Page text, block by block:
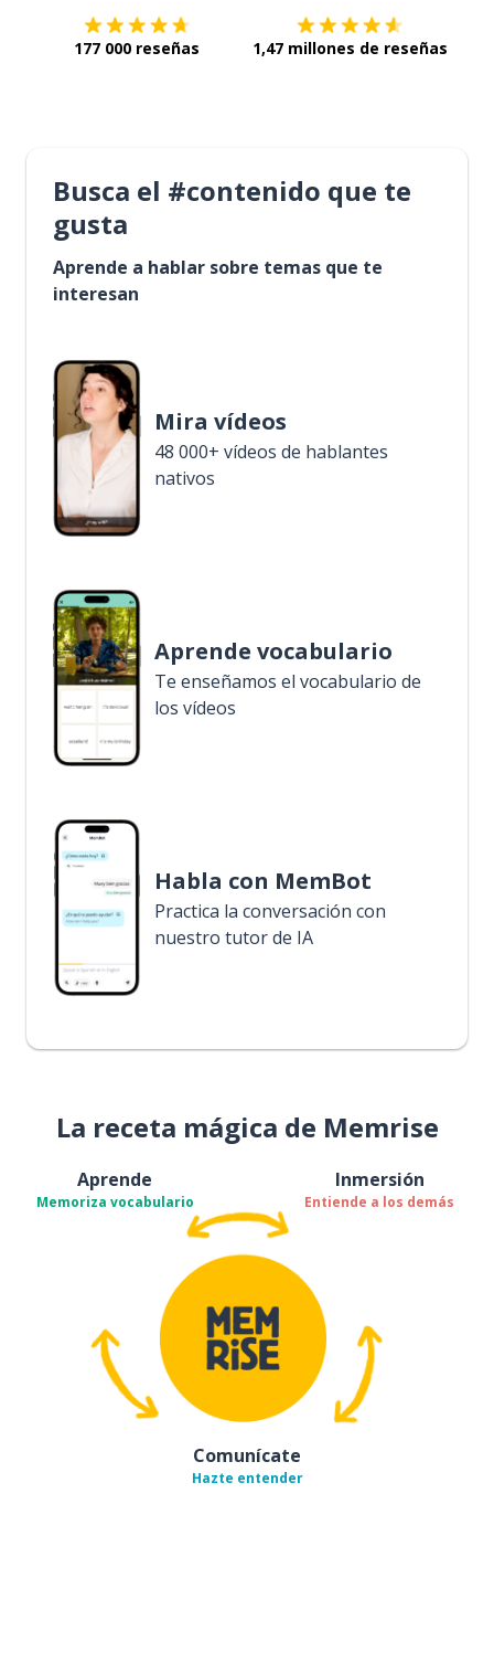
177 000 reseñas 1,47 millones de reseñas
Busca el #contenido que te
gusta
Aprende a hablar sobre temas que te
interesan
Mira vídeos
48 000+ vídeos de hablantes
nativos
Aprende vocabulario
Te enseñamos el vocabulario de
los vídeos
Habla con MemBot
Practica la conversación con
nuestro tutor de IA
La receta mágica de Memrise
Aprende
Memoriza vocabulario
Inmersión
Entiende a los demás
Comunícate
Hazte entender